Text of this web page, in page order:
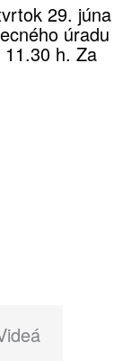
29. júna
úradu
h. Za